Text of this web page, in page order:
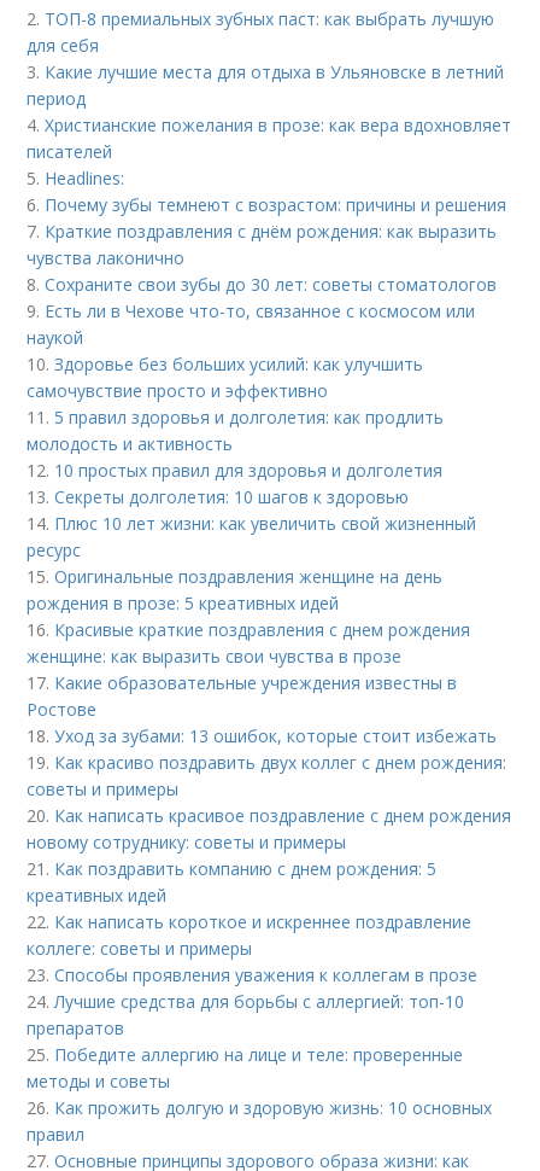
2. ТОП-8 премиальных зубных паст: как выбрать лучшую
для себя
3. Какие лучшие места для отдыха в Ульяновске в летний
период
4.Христианские пожелания в прозе: как вера вдохновляет
писателей
5. Headlines:
6. Почему зубы темнеют с возрастом: причины и решения
7. Краткие поздравления с днём рождения: как выразить
чувства лаконично
8.Сохраните свои зубы до 30 лет: советы стоматологов
9. Есть ли в Чехове что-то, связанное с космосом или
наукой
10.Здоровье без больших усилий: как улучшить
самочувствие просто и эффективно
11. 5 правил здоровья и долголетия: как продлить
молодость и активность
12. 10 простых правил для здоровья и долголетия
13.Секреты долголетия: 10 шагов к здоровью
14. Плюс 10 лет жизни: как увеличить свой жизненный
ресурс
15.Оригинальные поздравления женщине на день
рождения в прозе: 5 креативных идей
16. Красивые краткие поздравления с днем рождения
женщине: как выразить свои чувства в прозе
17. Какие образовательные учреждения известны в
Ростове
18.Уход за зубами: 13 ошибок, которые стоит избежать
19. Как красиво поздравить двух коллег с днем рождения:
советы и примеры
20. Как написать красивое поздравление с днем рождения
новому сотруднику: советы и примеры
21. Как поздравить компанию с днем рождения: 5
креативных идей
22. Как написать короткое и искреннее поздравление
коллеге: советы и примеры
23.Способы проявления уважения к коллегам в прозе
24. Лучшие средства для борьбы с аллергией: топ-10
препаратов
25. Победите аллергию на лице и теле: проверенные
методы и советы
26. Как прожить долгую и здоровую жизнь: 10 основных
правил
27.Основные принципы здорового образа жизни: как